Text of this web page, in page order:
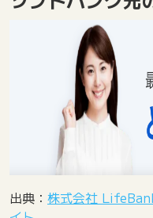
出典： 株式会社